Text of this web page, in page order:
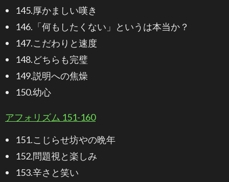
145.厚かましい嘆き
146.「何もしたくない」というは本当か？
147.こだわりと速度
148.どちらも完璧
149.説明への焦燥
150.幼心
アフォリズム 151-160
151.こじらせ坊やの晩年
152.問題視と楽しみ
153.辛さと笑い